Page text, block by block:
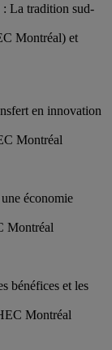
: La tradition sud-
Montréal) et
en innovation
Montréal
économie
Montréal
bénéfices et les
Montréal